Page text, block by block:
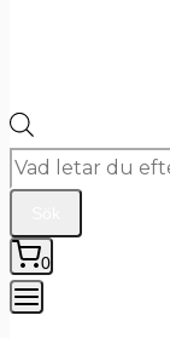
Products
search
0